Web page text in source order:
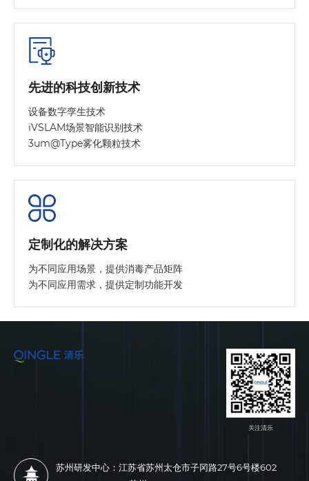
先进的科技创新技术
设备数字孪生技术
iVSLAM场景智能识别技术
3um@Type雾化颗粒技术
定制化的解决方案
为不同应用场景，提供消毒产品矩阵
为不同应用需求，提供定制功能开发
关注清乐
苏州研发中心：江苏省苏州太仓市子冈路27号6号楼602